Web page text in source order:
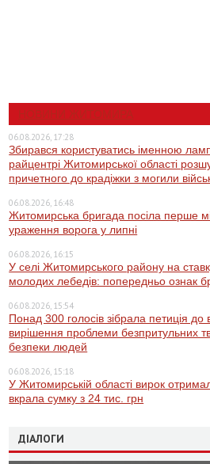
НОВИНИ ЖИТОМИРА
06.08.2026, 17:28
Збирався користуватись іменною
райцентрі Житомирської області
причетного до крадіжки з могили
06.08.2026, 16:48
Житомирська бригада посіла перше
ураження ворога у липні
06.08.2026, 16:15
У селі Житомирського району на
молодих лебедів: попередньо ознак
06.08.2026, 15:54
Понад 300 голосів зібрала петиція
вирішення проблеми безпритульних
безпеки людей
06.08.2026, 15:18
У Житомирській області вирок
вкрала сумку з 24 тис. грн
ДІАЛОГИ